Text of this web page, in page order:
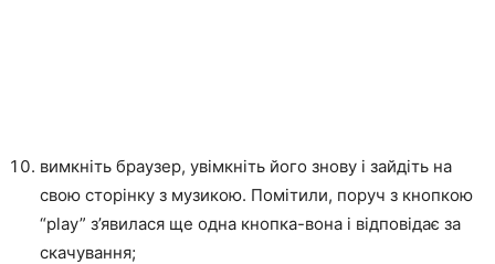
вимкніть браузер, увімкніть його знову і зайдіть на
свою сторінку з музикою. Помітили, поруч з кнопкою
“play” з’явилася ще одна кнопка-вона і відповідає за
скачування;